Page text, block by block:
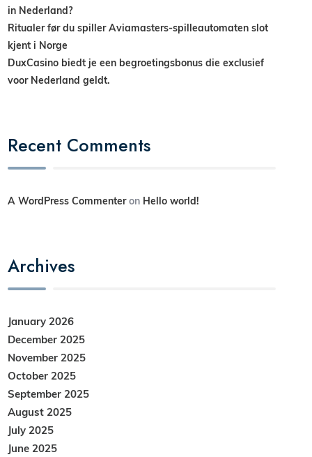
in Nederland?
Ritualer før du spiller Aviamasters-spilleautomaten slot
kjent i Norge
DuxCasino biedt je een begroetingsbonus die exclusief
voor Nederland geldt.
Recent Comments
A WordPress Commenteron Hello world!
Archives
January 2026
December 2025
November 2025
October 2025
September 2025
August 2025
July 2025
June 2025